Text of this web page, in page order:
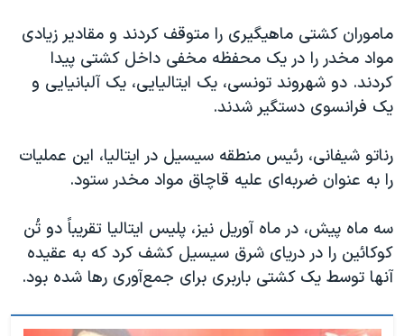
ماموران کشتی ماهیگیری را متوقف کردند و مقادیر زیادی
مواد مخدر را در یک محفظه مخفی داخل کشتی پیدا
کردند. دو شهروند تونسی، یک ایتالیایی، یک آلبانیایی و
یک فرانسوی دستگیر شدند.
رناتو شیفانی، رئیس منطقه سیسیل در ایتالیا، این عملیات
را به عنوان ضربه‌ای علیه قاچاق مواد مخدر ستود.
سه ماه پیش، در ماه آوریل نیز، پلیس ایتالیا تقریباً دو تُن
کوکائین را در دریای شرق سیسیل کشف کرد که به عقیده
آنها توسط یک کشتی باربری برای جمع‌آوری رها شده بود.